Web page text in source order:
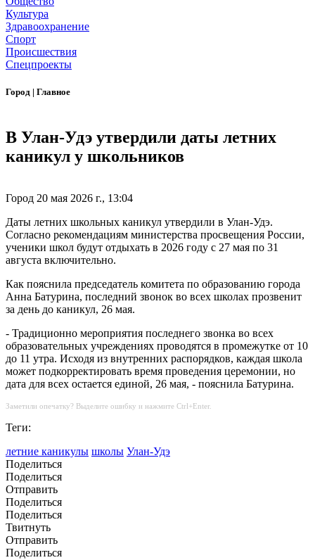
Культура
Здравоохранение
Спорт
Происшествия
Спецпроекты
Город | Главное
В Улан-Удэ утвердили даты летних
каникул у школьников
Город 20 мая 2026 г., 13:04
Даты летних школьных каникул утвердили в Улан-Удэ.
Согласно рекомендациям министерства просвещения России,
ученики школ будут отдыхать в 2026 году с 27 мая по 31
августа включительно.
Как пояснила председатель комитета по образованию города
Анна Батурина, последний звонок во всех школах прозвенит
за день до каникул, 26 мая.
- Традиционно мероприятия последнего звонка во всех
образовательных учреждениях проводятся в промежутке от 10
до 11 утра. Исходя из внутренних распорядков, каждая школа
может подкорректировать время проведения церемонии, но
дата для всех остается единой, 26 мая, - пояснила Батурина.
Заметили опечатку? Выделите ошибку и нажмите Ctrl+Enter.
Теги:
летние каникулы школы Улан-Удэ
Поделиться
Поделиться
Отправить
Поделиться
Поделиться
Твитнуть
Отправить
Поделиться